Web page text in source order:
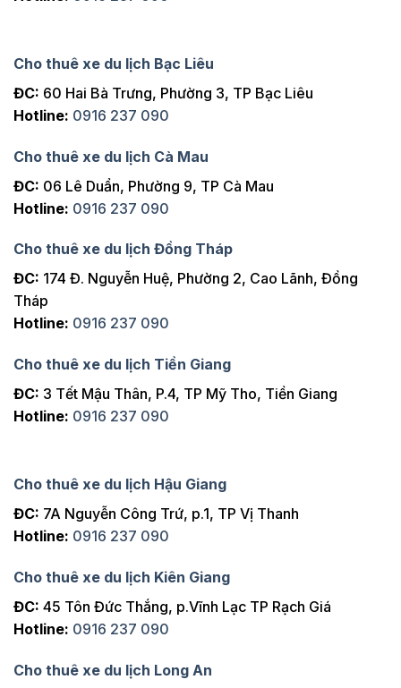
Cho thuê xe du lịch Bạc Liêu
ĐC: 60 Hai Bà Trưng, Phường 3, TP Bạc Liêu
Hotline: 0916 237 090
Cho thuê xe du lịch Cà Mau
ĐC: 06 Lê Duẩn, Phường 9, TP Cà Mau
Hotline: 0916 237 090
Cho thuê xe du lịch Đồng Tháp
ĐC: 174 Đ. Nguyễn Huệ, Phường 2, Cao Lãnh, Đồng
Tháp
Hotline: 0916 237 090
Cho thuê xe du lịch Tiền Giang
ĐC: 3 Tết Mậu Thân, P.4, TP Mỹ Tho, Tiền Giang
Hotline: 0916 237 090
Cho thuê xe du lịch Hậu Giang
ĐC: 7A Nguyễn Công Trứ, p.1, TP Vị Thanh
Hotline: 0916 237 090
Cho thuê xe du lịch Kiên Giang
ĐC: 45 Tôn Đức Thắng, p.Vĩnh Lạc TP Rạch Giá
Hotline: 0916 237 090
Cho thuê xe du lịch Long An